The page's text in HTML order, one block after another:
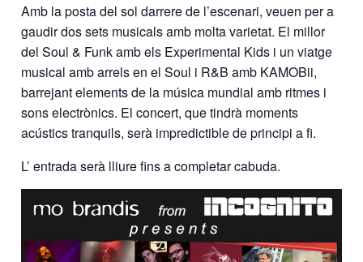
Amb la posta del sol darrere de l’escenari, veuen per a
gaudir dos sets musicals amb molta varietat. El millor
del Soul & Funk amb els Experimental Kids i un viatge
musical amb arrels en el Soul i R&B amb KAMOBii,
barrejant elements de la música mundial amb ritmes i
sons electrònics. El concert, que tindrà moments
acústics tranquils, serà impredictible de principi a fi.
L’ entrada serà lliure fins a completar cabuda.